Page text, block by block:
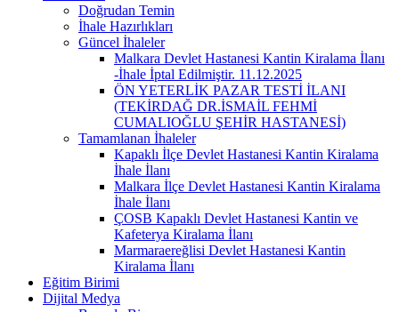
Doğrudan Temin
İhale Hazırlıkları
Güncel İhaleler
Malkara Devlet Hastanesi Kantin Kiralama İlanı
-İhale İptal Edilmiştir. 11.12.2025
ÖN YETERLİK PAZAR TESTİ İLANI
(TEKİRDAĞ DR.İSMAİL FEHMİ
CUMALIOĞLU ŞEHİR HASTANESİ)
Tamamlanan İhaleler
Kapaklı İlçe Devlet Hastanesi Kantin Kiralama
İhale İlanı
Malkara İlçe Devlet Hastanesi Kantin Kiralama
İhale İlanı
ÇOSB Kapaklı Devlet Hastanesi Kantin ve
Kafeterya Kiralama İlanı
Marmaraereğlisi Devlet Hastanesi Kantin
Kiralama İlanı
Eğitim Birimi
Dijital Medya